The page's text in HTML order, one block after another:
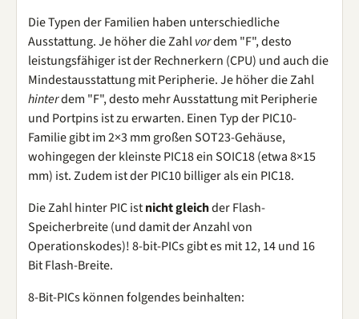
Die Typen der Familien haben unterschiedliche
Ausstattung. Je höher die Zahlvordem "F", desto
leistungsfähiger ist der Rechnerkern (CPU) und auch die
Mindestausstattung mit Peripherie. Je höher die Zahl
hinterdem "F", desto mehr Ausstattung mit Peripherie
und Portpins ist zu erwarten. Einen Typ der PIC10-
Familie gibt im 2×3 mm großen SOT23-Gehäuse,
wohingegen der kleinste PIC18 ein SOIC18 (etwa 8×15
mm) ist. Zudem ist der PIC10 billiger als ein PIC18.
Die Zahl hinter PIC istnicht gleichder Flash-
Speicherbreite (und damit der Anzahl von
Operationskodes)! 8-bit-PICs gibt es mit 12, 14 und 16
Bit Flash-Breite.
8-Bit-PICs können folgendes beinhalten: